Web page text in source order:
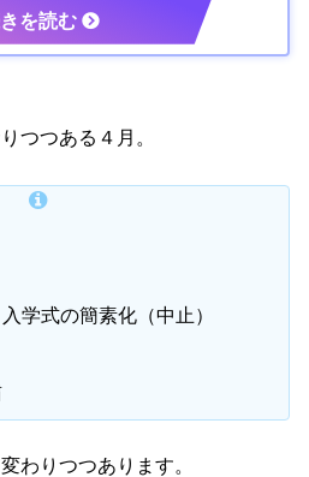
つつある４月。
学式の簡素化（中止）
わりつつあります。